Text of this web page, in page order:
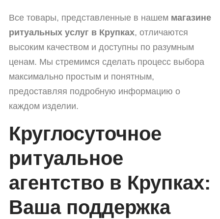
Все товары, представленные в нашем магазине
ритуальных услуг в Крупках, отличаются
высоким качеством и доступны по разумным
ценам. Мы стремимся сделать процесс выбора
максимально простым и понятным,
предоставляя подробную информацию о
каждом изделии.
Круглосуточное
ритуальное
агентство в Крупках:
Ваша поддержка